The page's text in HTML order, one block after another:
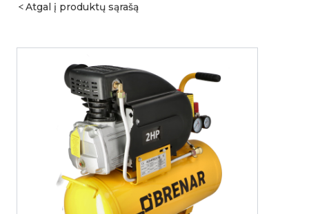
Atgal į produktų sąrašą